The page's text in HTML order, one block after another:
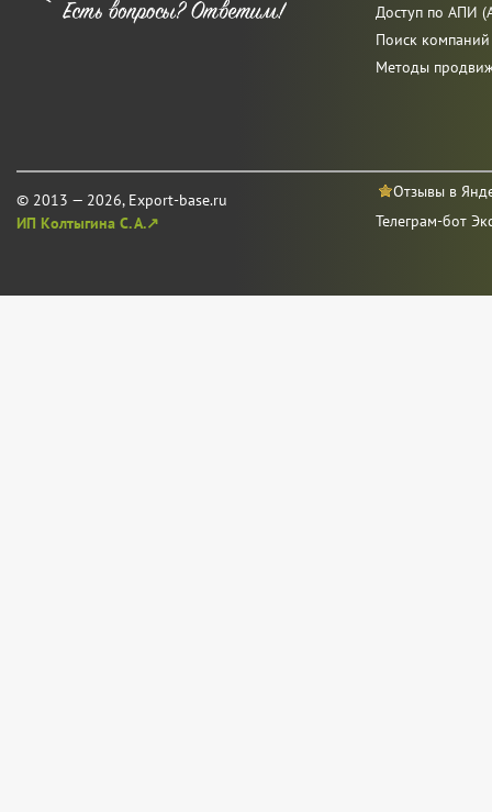
© 2013 — 2026, Export-base.ru
ИП Колтыгина С. А.↗
Доступ по АПИ
Поиск
Методы
Отзывы в
Телеграм-бот